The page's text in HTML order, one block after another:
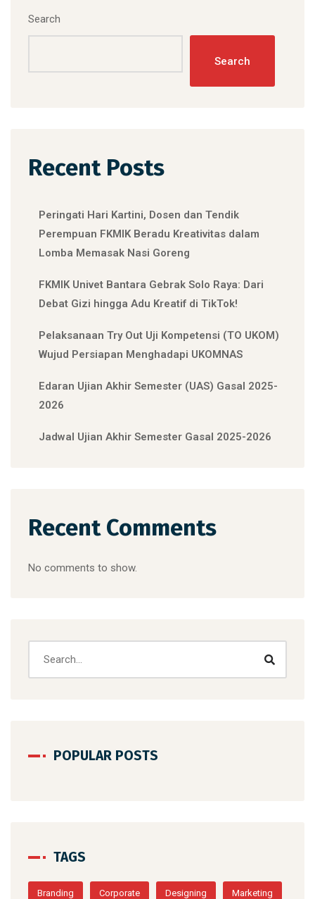
Search
Search
Recent Posts
Peringati Hari Kartini, Dosen dan Tendik
Perempuan FKMIK Beradu Kreativitas dalam
Lomba Memasak Nasi Goreng
FKMIK Univet Bantara Gebrak Solo Raya: Dari
Debat Gizi hingga Adu Kreatif di TikTok!
Pelaksanaan Try Out Uji Kompetensi (TO UKOM)
Wujud Persiapan Menghadapi UKOMNAS
Edaran Ujian Akhir Semester (UAS) Gasal 2025-
2026
Jadwal Ujian Akhir Semester Gasal 2025-2026
Recent Comments
No comments to show.
POPULAR POSTS
TAGS
Branding Corporate Designing Marketing